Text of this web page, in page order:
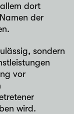
dort
der
sondern
vor
wird.